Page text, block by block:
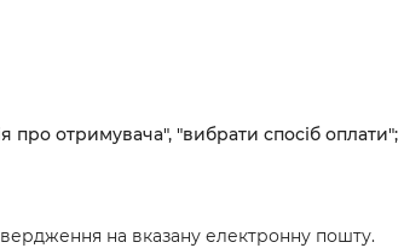
про отримувача", "вибрати спосіб оплати";
на вказану електронну пошту.